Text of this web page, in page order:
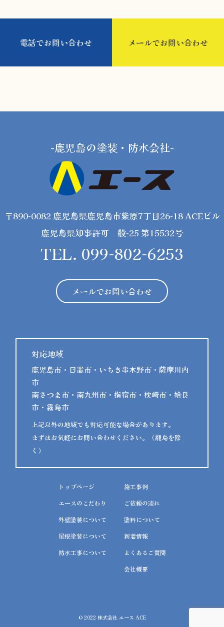
電話でお問い合わせ メールでお問い合わせ
-鹿児島の塗装・防水会社-
〒890-0082 鹿児島県鹿児島市紫原7丁目26-18 ACEビル
鹿児島県知事許可 般-25 第15532号
TEL. 099-802-6253
メールでお問い合わせ
対応地域
鹿児島市・日置市・いちき串木野市・薩摩川内
市
南さつま市・南九州市・指宿市・枕崎市・姶良
市・霧島市
上記以外の地域でも対応可能な場合があります。
まずはお気軽にお問い合わせください。（離島を除
く）
トップページ
エースのこだわり
外壁塗装について
屋根塗装について
防水工事について
施工事例
ご依頼の流れ
塗料について
新着情報
よくあるご質問
会社概要
© 2022 株式会社 エース ACE